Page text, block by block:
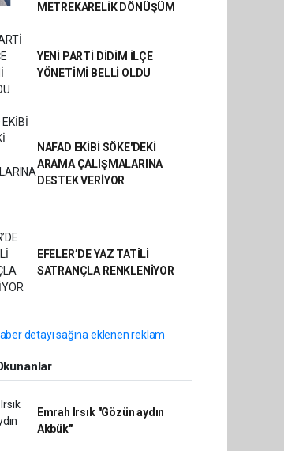
METREKARELİK DÖNÜŞÜM
YENİ PARTİ DİDİM İLÇE
YÖNETİMİ BELLİ OLDU
NAFAD EKİBİ SÖKE'DEKİ
ARAMA ÇALIŞMALARINA
DESTEK VERİYOR
EFELER’DE YAZ TATİLİ
SATRANÇLA RENKLENİYOR
Emrah Irsık "Gözün aydın
Akbük"